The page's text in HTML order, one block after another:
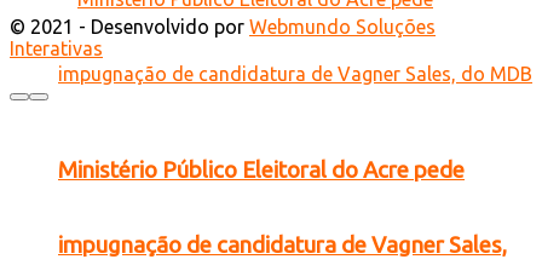
Ministério Público Eleitoral do Acre pede
impugnação de candidatura de Vagner Sales,
© 2021 - Desenvolvido por Webmundo Soluções
Interativas